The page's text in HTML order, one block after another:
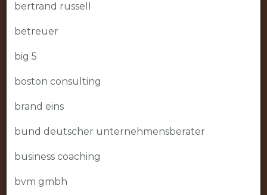
bertrand russell
betreuer
big 5
boston consulting
brand eins
bund deutscher unternehmensberater
business coaching
bvm gmbh